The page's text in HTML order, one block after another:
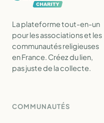
La plateforme tout-en-un
pour les associations et les
communautés religieuses
en France. Créez du lien,
pas juste de la collecte.
COMMUNAUTÉS